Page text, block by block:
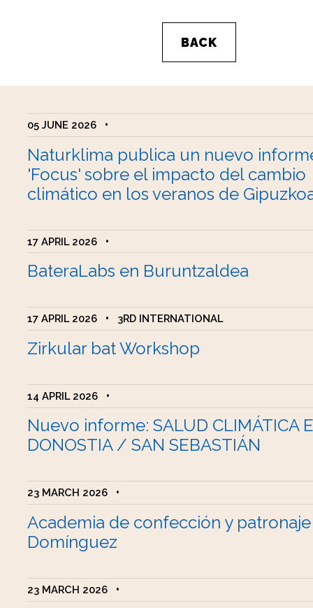
BACK
05 JUNE 2026 •
Naturklima publica un nuevo
'Focus' sobre el impacto del cambio
climático en los veranos de
17 APRIL 2026 •
BateraLabs en Buruntzaldea
17 APRIL 2026 • 3RD INTERNATIONAL
Zirkular bat Workshop
14 APRIL 2026 •
Nuevo informe: SALUD CLIMÁTICA
DONOSTIA / SAN SEBASTIÁN
23 MARCH 2026 •
Academia de confección y
Domínguez
23 MARCH 2026 •